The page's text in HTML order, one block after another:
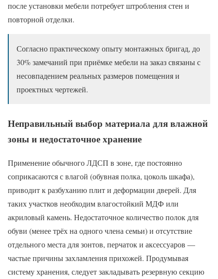
после установки мебели потребует штробления стен и
повторной отделки.
Согласно практическому опыту монтажных бригад, до
30% замечаний при приёмке мебели на заказ связаны с
несовпадением реальных размеров помещения и
проектных чертежей.
Неправильный выбор материала для влажной
зоны и недостаточное хранение
Применение обычного ЛДСП в зоне, где постоянно
соприкасаются с влагой (обувная полка, цоколь шкафа),
приводит к разбуханию плит и деформации дверей. Для
таких участков необходим влагостойкий МДФ или
акриловый камень. Недостаточное количество полок для
обуви (менее трёх на одного члена семьи) и отсутствие
отдельного места для зонтов, перчаток и аксессуаров —
частые причины захламления прихожей. Продумывая
систему хранения, следует закладывать резервную секцию